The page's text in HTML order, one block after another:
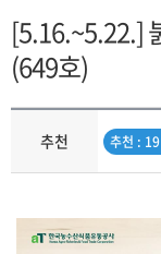
[5.16.~5.22.]
(649호)
추천
추
추천 : 19